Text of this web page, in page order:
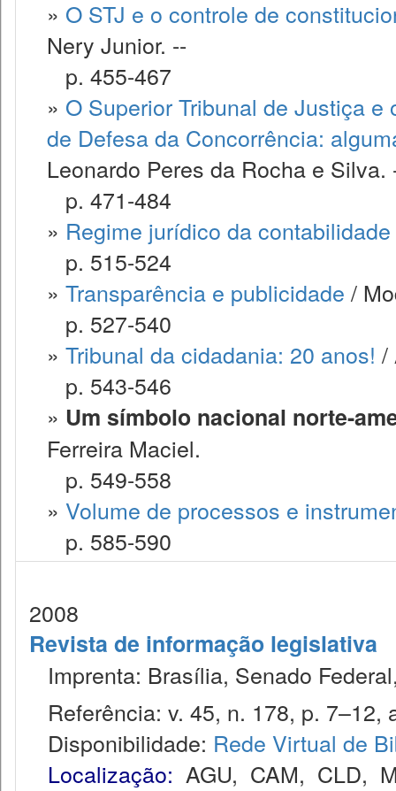
» O STJ e o controle de
Nery Junior. --
p. 455-467
» O Superior Tribunal de Justiça
de Defesa da Concorrência:
Leonardo Peres da Rocha e Silva.
p. 471-484
» Regime jurídico da
p. 515-524
» Transparência e publicidade /
p. 527-540
» Tribunal da cidadania: 20 anos! /
p. 543-546
» Um símbolo nacional norte-
Ferreira Maciel.
p. 549-558
» Volume de processos e
p. 585-590
2008
Revista de informação legislativa
Imprenta: Brasília, Senado
Referência: v. 45, n. 178, p. 7–12,
Disponibilidade: Rede Virtual de
Localização: AGU, CAM, CLD,